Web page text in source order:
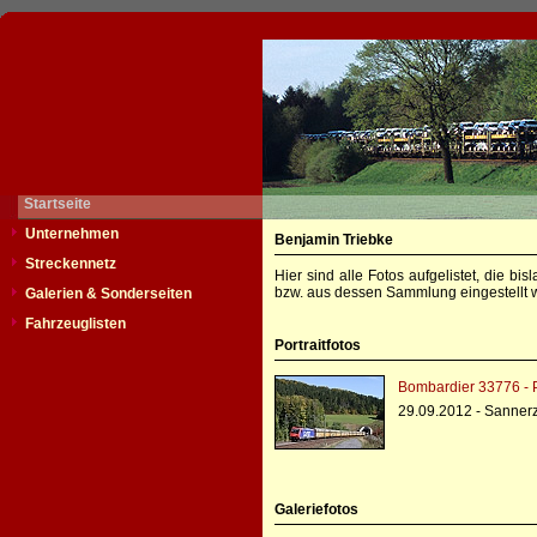
Startseite
Unternehmen
Streckennetz
Galerien & Sonderseiten
Fahrzeuglisten
Benjamin Triebke
Hier sind alle Fotos aufgelistet, die
bzw. aus dessen Sammlung eingestellt
Portraitfotos
Bombardier 33776 -
29.09.2012 -
Galeriefotos